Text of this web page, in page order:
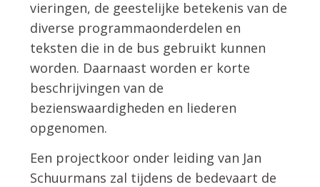
vieringen, de geestelijke betekenis van de
diverse programmaonderdelen en
teksten die in de bus gebruikt kunnen
worden. Daarnaast worden er korte
beschrijvingen van de
bezienswaardigheden en liederen
opgenomen.
Een projectkoor onder leiding van Jan
Schuurmans zal tijdens de bedevaart de